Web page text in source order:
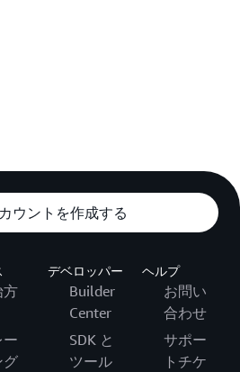
ウントを作成する
方
ー
グ
デベロッパー
Builder
Center
SDK と
ツール
ヘルプ
お問い
合わせ
サポー
トチケ